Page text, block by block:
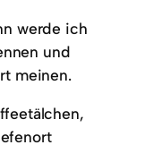
werde ich
und
meinen.